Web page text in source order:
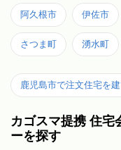
阿久根市 伊佐市
さつま町 湧水町
鹿児島市で注文住宅を
カゴスマ提携 住宅
ーを探す